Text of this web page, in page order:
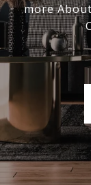
more